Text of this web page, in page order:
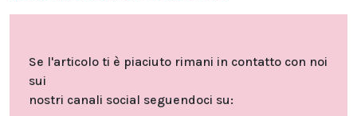
Se l'articolo ti è piaciuto rimani in contatto con noi
sui
nostri canali social seguendoci su: